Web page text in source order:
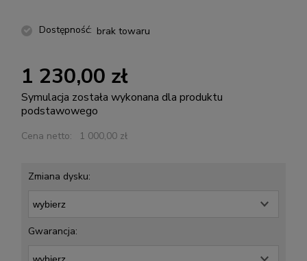
Dostępność: brak towaru
1 230,00 zł
Symulacja została wykonana dla produktu
podstawowego
Cena netto: 1 000,00 zł
Zmiana dysku:
Gwarancja: